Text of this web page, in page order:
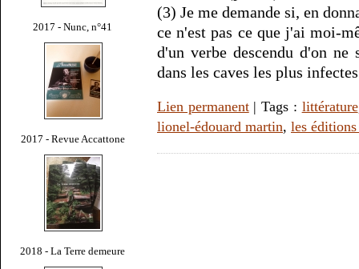
2017 - Nunc, n°41
2017 - Revue Accattone
2018 - La Terre demeure
(3) Je me demande si, en
ce n'est pas ce que j'ai moi-
d'un verbe descendu d'on ne
dans les caves les plus
Lien permanent| Tags : littérature
lionel-édouard martin, les